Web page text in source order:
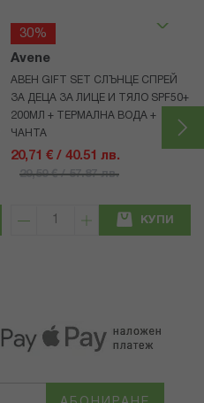
30%
Avene
АВЕН GIFT SET СЛЪНЦЕ СПРЕЙ
ЗА ДЕЦА ЗА ЛИЦЕ И ТЯЛО SPF50+
200МЛ + ТЕРМАЛНА ВОДА +
ЧАНТА
20,71 € / 40.51 лв.
29,59 € / 57.87 лв.
КУПИ